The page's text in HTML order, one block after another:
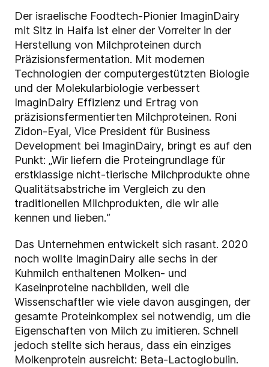
Der israelische Foodtech-Pionier ImaginDairy
mit Sitz in Haifa ist einer der Vorreiter in der
Herstellung von Milchproteinen durch
Präzisionsfermentation. Mit modernen
Technologien der computergestützten Biologie
und der Molekularbiologie verbessert
ImaginDairy Effizienz und Ertrag von
präzisionsfermentierten Milchproteinen. Roni
Zidon-Eyal, Vice President für Business
Development bei ImaginDairy, bringt es auf den
Punkt: „Wir liefern die Proteingrundlage für
erstklassige nicht-tierische Milchprodukte ohne
Qualitätsabstriche im Vergleich zu den
traditionellen Milchprodukten, die wir alle
kennen und lieben.“
Das Unternehmen entwickelt sich rasant. 2020
noch wollte ImaginDairy alle sechs in der
Kuhmilch enthaltenen Molken- und
Kaseinproteine nachbilden, weil die
Wissenschaftler wie viele davon ausgingen, der
gesamte Proteinkomplex sei notwendig, um die
Eigenschaften von Milch zu imitieren. Schnell
jedoch stellte sich heraus, dass ein einziges
Molkenprotein ausreicht: Beta-Lactoglobulin.